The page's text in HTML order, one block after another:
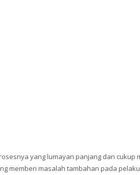
yang lumayan panjang dan cukup
memberi masalah tambahan pada